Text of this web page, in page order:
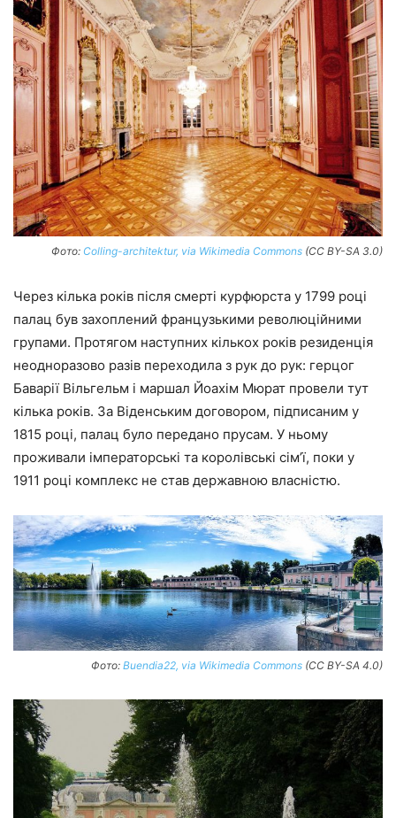
Фото: Colling-architektur, via Wikimedia Commons (CC BY-SA 3.0)
Через кілька років після смерті курфюрста у 1799 році
палац був захоплений французькими революційними
групами. Протягом наступних кількох років резиденція
неодноразово разів переходила з рук до рук: герцог
Баварії Вільгельм і маршал Йоахім Мюрат провели тут
кілька років. За Віденським договором, підписаним у
1815 році, палац було передано прусам. У ньому
проживали імператорські та королівські сім’ї, поки у
1911 році комплекс не став державною власністю.
Фото: Buendia22, via Wikimedia Commons (CC BY-SA 4.0)